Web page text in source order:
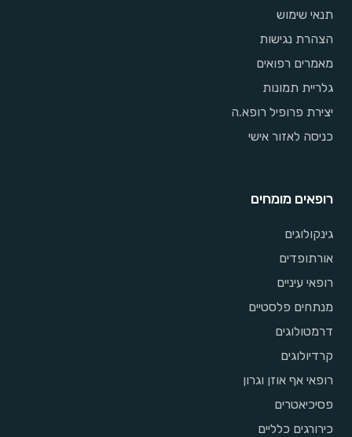
תנאי שימוש
הצהרת נגישות
מאמרים רפואים
גלריית תמונות
יצירת פרופיל רופא.ה
כניסה לאזור אישי
רופאים מומחים
גינקולוגים
אורתופדים
רופאי עיניים
מנתחים פלסטיים
דרמטולוגים
קרדיולוגים
רופאי אף אוזן וגרון
פסיכיאטרים
כירורגים כלליים